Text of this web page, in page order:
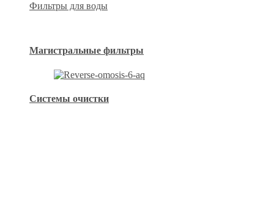
Фильтры для воды
Магистральные фильтры
Системы очистки